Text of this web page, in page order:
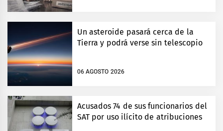
Un asteroide pasará cerca de la
Tierra y podrá verse sin telescopio
06 AGOSTO 2026
Acusados 74 de sus funcionarios del
SAT por uso ilícito de atribuciones